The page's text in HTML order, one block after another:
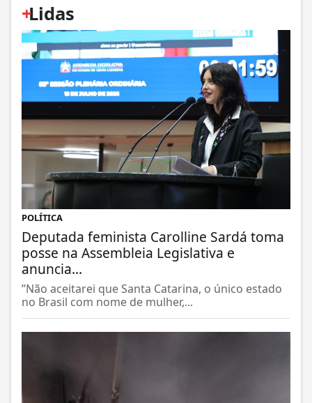
+
Lidas
POLÍTICA
Deputada feminista Carolline Sardá toma
posse na Assembleia Legislativa e
anuncia...
”Não aceitarei que Santa Catarina, o único estado
no Brasil com nome de mulher,...